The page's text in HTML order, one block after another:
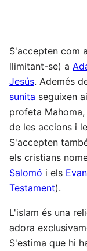
S'accepten com
llimitant-se) a
Jesús. Ademés
sunita seguixen
profeta
de les accions i
S'accepten
els cristians
Salomó i els
Testament).
L'islam és una
adora
S'estima que hi